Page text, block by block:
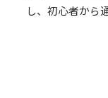
し、初心者から